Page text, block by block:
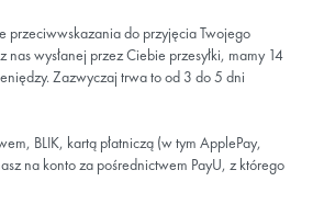
przeciwwskazania do przyjęcia Twojego
wysłanej przez Ciebie przesyłki, mamy 14
Zazwyczaj trwa to od 3 do 5 dni
BLIK, kartą płatniczą (w tym ApplePay,
na konto za pośrednictwem PayU, z którego